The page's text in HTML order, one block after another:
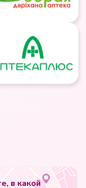
в какой